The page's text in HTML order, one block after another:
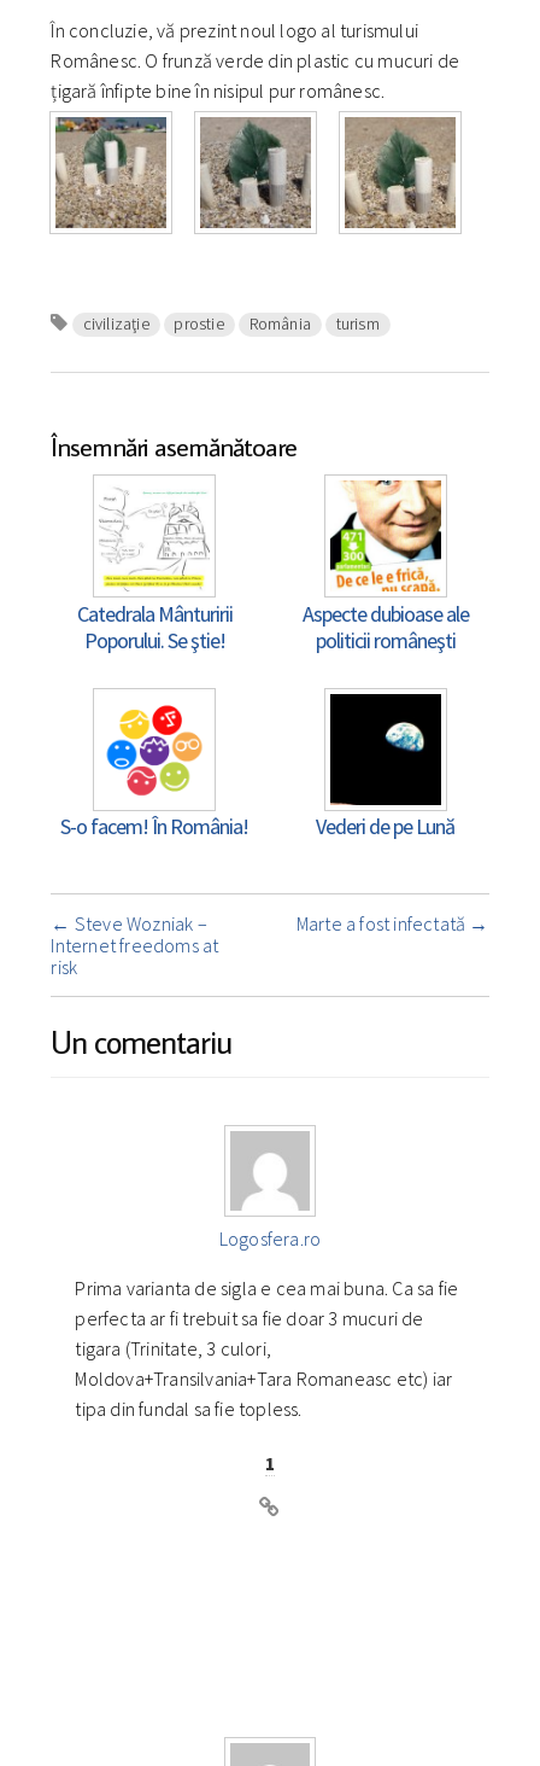
În concluzie, vă prezint noul logo al turismului
Românesc. O frunză verde din plastic cu mucuri de
țigară înfipte bine în nisipul pur românesc.
civilizaţie prostie România turism
Însemnări asemănătoare
Catedrala Mânturirii
Poporului. Se ştie!
Aspecte dubioase ale
politicii româneşti
S-o facem! În România! Vederi de pe Lună
Navigare
însemnare
← Steve Wozniak –
Internet freedoms at
risk
Marte a fost infectată →
Un comentariu
Logosfera.ro
Prima varianta de sigla e cea mai buna. Ca sa fie
perfecta ar fi trebuit sa fie doar 3 mucuri de
tigara (Trinitate, 3 culori,
Moldova+Transilvania+Tara Romaneasc etc) iar
tipa din fundal sa fie topless.
1